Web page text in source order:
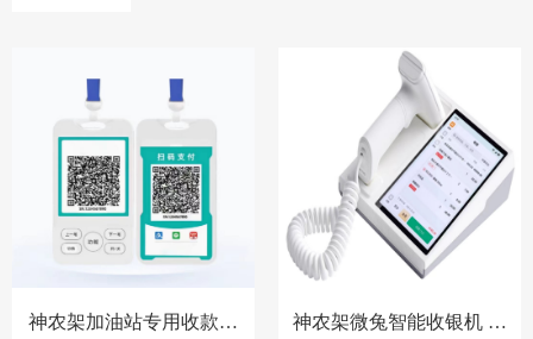
神农架加油站专用收款音
神农架微兔智能收银机 零